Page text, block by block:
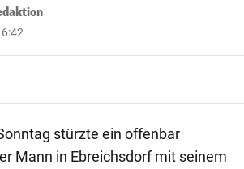
stürzte ein offenbar
Mann in Ebreichsdorf mit seinem